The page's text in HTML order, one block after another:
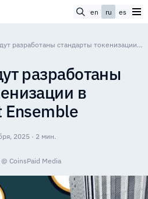
en ru es
В Гонконге будут разработаны стандарты токенизации в рамках Project Ensemble
разработаны
в
Ensemble
2025 · 2 мин.
CoinsPaid Media